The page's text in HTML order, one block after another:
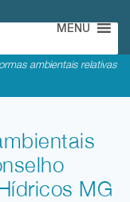
MENU
ambientais relativas
MG